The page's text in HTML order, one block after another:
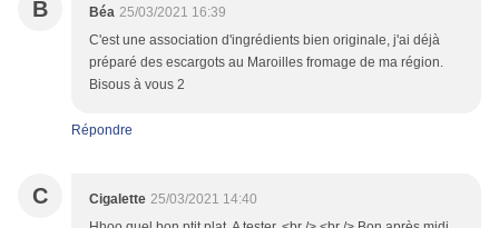
B Béa 25/03/2021 16:39
C'est une association d'ingrédients bien originale, j'ai déjà
préparé des escargots au Maroilles fromage de ma région.
Bisous à vous 2
Répondre
C Cigalette 25/03/2021 14:40